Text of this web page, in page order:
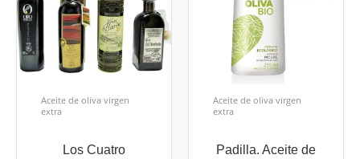
Aceite de oliva virgen
extra
Los Cuatro
Aceite de oliva virgen
extra
Padilla. Aceite de